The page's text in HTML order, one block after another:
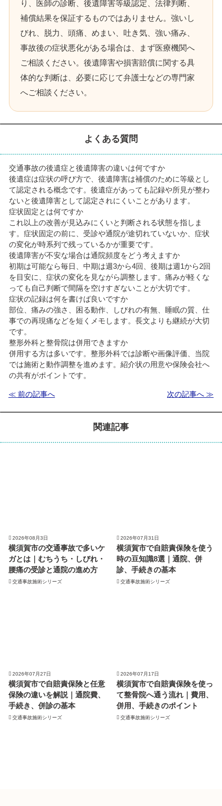
り、医師の診断、後遺障害等級認定、法律判断、
補償結果を保証するものではありません。強いし
びれ、脱力、頭痛、めまい、吐き気、強い痛み、
事故後の症状悪化がある場合は、まず医療機関へ
ご相談ください。後遺障害や損害賠償に関する具
体的な判断は、必要に応じて弁護士などの専門家
へご相談ください。
よくある質問
交通事故の後遺症と後遺障害の違いは何ですか
後遺症は症状の呼び方で、後遺障害は補償のために等級とし
て認定される概念です。後遺症があっても記録や所見が整わ
ないと後遺障害として認定されにくいことがあります。
症状固定とは何ですか
これ以上の改善が見込みにくいと判断される状態を指しま
す。症状固定の前に、受診や通院が途切れていないか、症状
の変化が時系列で残っているかが重要です。
後遺障害が不安な場合は通院頻度をどう考えますか
初期は可能なら毎日、中期は週3から4回、後期は週1から2回
を目安に、症状の変化を見ながら調整します。痛みが軽くな
っても自己判断で間隔を空けすぎないことが大切です。
症状の記録は何を書けば良いですか
部位、痛みの強さ、困る動作、しびれの有無、睡眠の質、仕
事での再現痛などを短くメモします。長文よりも継続が大切
です。
整形外科と整骨院は併用できますか
併用する方は多いです。整形外科では診断や画像評価、当院
では施術と動作調整を進めます。紹介状の用意や保険会社へ
の共有がポイントです。
≪ 前の記事へ 次の記事へ ≫
関連記事
2026年08月3日
横須賀市の交通事故で多いケ
ガとは｜むちうち・しびれ・
腰痛の受診と通院の進め方
交通事故施術シリーズ
2026年07月31日
横須賀市で自賠責保険を使う
時の豆知識8選｜通院、併
診、手続きの基本
交通事故施術シリーズ
2026年07月27日
横須賀市で自賠責保険と任意
保険の違いを解説｜通院費、
手続き、併診の基本
交通事故施術シリーズ
2026年07月17日
横須賀市で自賠責保険を使っ
て整骨院へ通う流れ｜費用、
併用、手続きのポイント
交通事故施術シリーズ